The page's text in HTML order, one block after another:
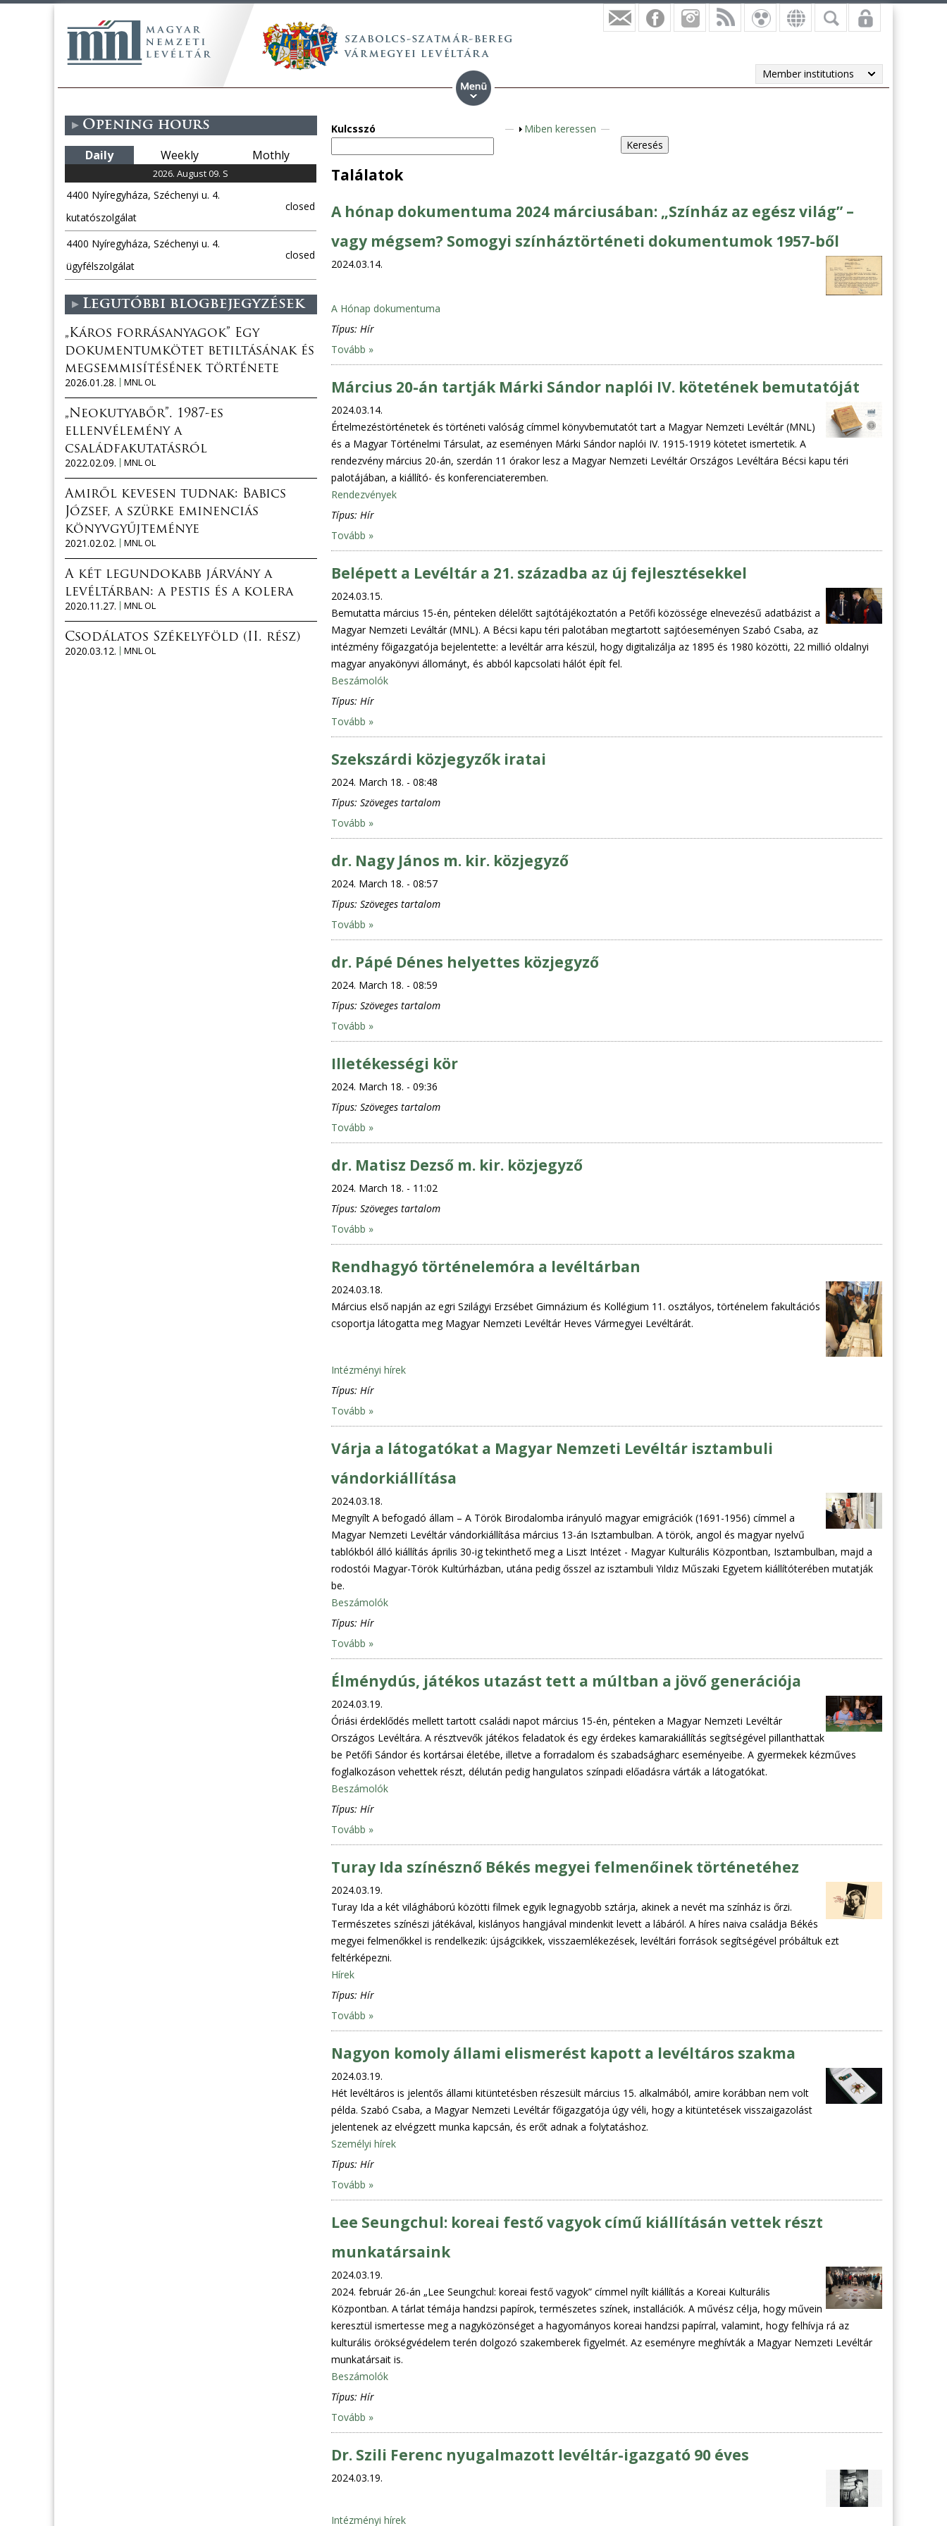
Member institutions
Kulcsszó
S
Miben keressen
Találatok
A hónap dokumentuma 2024 márciusában: „Színház az egész világ” –
vagy mégsem? Somogyi színháztörténeti dokumentumok 1957-ből
2024.03.14.
A Hónap dokumentuma
Típus: Hír
Tovább »
Március 20-án tartják Márki Sándor naplói IV. kötetének bemutatóját
2024.03.14.
Értelmezéstörténetek és történeti valóság címmel könyvbemutatót tart a Magyar Nemzeti Levéltár (MNL)
és a Magyar Történelmi Társulat, az eseményen Márki Sándor naplói IV. 1915-1919 kötetet ismertetik. A
rendezvény március 20-án, szerdán 11 órakor lesz a Magyar Nemzeti Levéltár Országos Levéltára Bécsi kapu téri
palotájában, a kiállító- és konferenciateremben.
Rendezvények
Típus: Hír
Tovább »
Belépett a Levéltár a 21. századba az új fejlesztésekkel
2024.03.15.
Bemutatta március 15-én, pénteken délelőtt sajtótájékoztatón a Petőfi közössége elnevezésű adatbázist a
Magyar Nemzeti Leváltár (MNL). A Bécsi kapu téri palotában megtartott sajtóeseményen Szabó Csaba, az
intézmény főigazgatója bejelentette: a levéltár arra készül, hogy digitalizálja az 1895 és 1980 közötti, 22 millió oldalnyi
magyar anyakönyvi állományt, és abból kapcsolati hálót épít fel.
Beszámolók
Típus: Hír
Tovább »
Szekszárdi közjegyzők iratai
2024. March 18. - 08:48
Típus: Szöveges tartalom
Tovább »
dr. Nagy János m. kir. közjegyző
2024. March 18. - 08:57
Típus: Szöveges tartalom
Tovább »
dr. Pápé Dénes helyettes közjegyző
2024. March 18. - 08:59
Típus: Szöveges tartalom
Tovább »
Illetékességi kör
2024. March 18. - 09:36
Típus: Szöveges tartalom
Tovább »
dr. Matisz Dezső m. kir. közjegyző
2024. March 18. - 11:02
Típus: Szöveges tartalom
Tovább »
Rendhagyó történelemóra a levéltárban
2024.03.18.
Március első napján az egri Szilágyi Erzsébet Gimnázium és Kollégium 11. osztályos, történelem fakultációs
csoportja látogatta meg Magyar Nemzeti Levéltár Heves Vármegyei Levéltárát.
Intézményi hírek
Típus: Hír
Tovább »
Várja a látogatókat a Magyar Nemzeti Levéltár isztambuli
vándorkiállítása
2024.03.18.
Megnyílt A befogadó állam – A Török Birodalomba irányuló magyar emigrációk (1691-1956) címmel a
Magyar Nemzeti Levéltár vándorkiállítása március 13-án Isztambulban. A török, angol és magyar nyelvű
tablókból álló kiállítás április 30-ig tekinthető meg a Liszt Intézet - Magyar Kulturális Központban, Isztambulban, majd a
rodostói Magyar-Török Kultúrházban, utána pedig ősszel az isztambuli Yıldız Műszaki Egyetem kiállítóterében mutatják
be.
Beszámolók
Típus: Hír
Tovább »
Élménydús, játékos utazást tett a múltban a jövő generációja
2024.03.19.
Óriási érdeklődés mellett tartott családi napot március 15-én, pénteken a Magyar Nemzeti Levéltár
Országos Levéltára. A résztvevők játékos feladatok és egy érdekes kamarakiállítás segítségével pillanthattak
be Petőfi Sándor és kortársai életébe, illetve a forradalom és szabadságharc eseményeibe. A gyermekek kézműves
foglalkozáson vehettek részt, délután pedig hangulatos színpadi előadásra várták a látogatókat.
Beszámolók
Típus: Hír
Tovább »
Turay Ida színésznő Békés megyei felmenőinek történetéhez
2024.03.19.
Turay Ida a két világháború közötti filmek egyik legnagyobb sztárja, akinek a nevét ma színház is őrzi.
Természetes színészi játékával, kislányos hangjával mindenkit levett a lábáról. A híres naiva családja Békés
megyei felmenőkkel is rendelkezik: újságcikkek, visszaemlékezések, levéltári források segítségével próbáltuk ezt
feltérképezni.
Hírek
Típus: Hír
Tovább »
Nagyon komoly állami elismerést kapott a levéltáros szakma
2024.03.19.
Hét levéltáros is jelentős állami kitüntetésben részesült március 15. alkalmából, amire korábban nem volt
példa. Szabó Csaba, a Magyar Nemzeti Levéltár főigazgatója úgy véli, hogy a kitüntetések visszaigazolást
jelentenek az elvégzett munka kapcsán, és erőt adnak a folytatáshoz.
Személyi hírek
Típus: Hír
Tovább »
Lee Seungchul: koreai festő vagyok című kiállításán vettek részt
munkatársaink
2024.03.19.
2024. február 26-án „Lee Seungchul: koreai festő vagyok” címmel nyílt kiállítás a Koreai Kulturális
Központban. A tárlat témája handzsi papírok, természetes színek, installációk. A művész célja, hogy művein
keresztül ismertesse meg a nagyközönséget a hagyományos koreai handzsi papírral, valamint, hogy felhívja rá az
kulturális örökségvédelem terén dolgozó szakemberek figyelmét. Az eseményre meghívták a Magyar Nemzeti Levéltár
munkatársait is.
Beszámolók
Típus: Hír
Tovább »
Dr. Szili Ferenc nyugalmazott levéltár-igazgató 90 éves
2024.03.19.
Intézményi hírek
Opening hours
Daily Weekly Mothly
2026. August 09. S
4400 Nyíregyháza, Széchenyi u. 4.
kutatószolgálat
closed
4400 Nyíregyháza, Széchenyi u. 4.
ügyfélszolgálat
closed
Legutóbbi blogbejegyzések
„Káros forrásanyagok” Egy
dokumentumkötet betiltásának és
megsemmisítésének története
2026.01.28.
MNL OL
„Neokutyabőr”. 1987-es
ellenvélemény a
családfakutatásról
2022.02.09.
MNL OL
Amiről kevesen tudnak: Babics
József, a szürke eminenciás
könyvgyűjteménye
2021.02.02.
MNL OL
A két legundokabb járvány a
levéltárban: a pestis és a kolera
2020.11.27.
MNL OL
Csodálatos Székelyföld (II. rész)
2020.03.12.
MNL OL